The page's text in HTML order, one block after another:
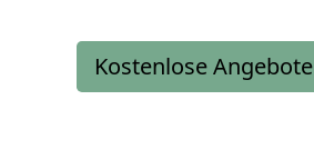
Kostenlose